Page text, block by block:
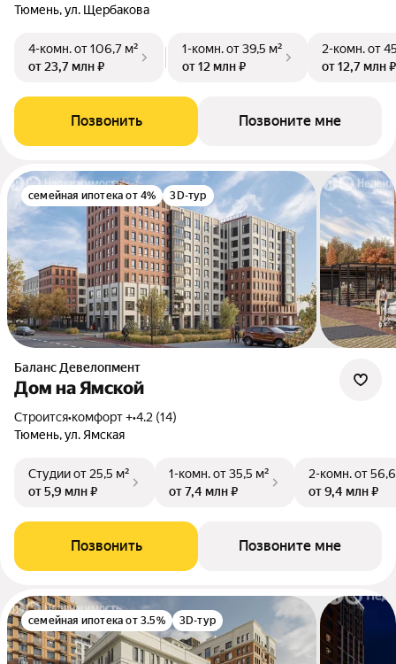
Тюмень, ул. Щербакова
4-комн.от 106,7 м²
от 23,7 млн ₽
1-комн.от 39,5 м²
от 12 млн ₽
2-комн.от
от 12,7 млн ₽
Позвонить Позвоните мне
семейная ипотека от 4% 3D-тур
Баланс Девелопмент
Дом на Ямской
Строится•комфорт +•4.2 (14)
Тюмень, ул. Ямская
Студииот 25,5 м²
от 5,9 млн ₽
1-комн.от 35,5 м²
от 7,4 млн ₽
2-комн.от
от 9,4 млн ₽
Позвонить Позвоните мне
семейная ипотека от 3.5% 3D-тур